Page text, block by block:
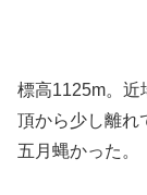
標高1125m。近
頂から少し離れ
五月蝿かった。